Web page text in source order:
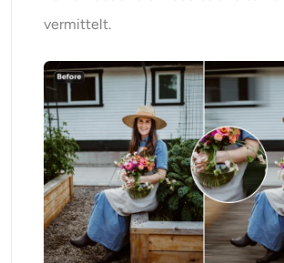
vermittelt.